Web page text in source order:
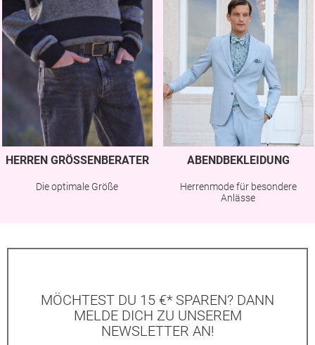
HERREN GRÖSSENBERATER
Die optimale Größe
ABENDBEKLEIDUNG
Herrenmode für besondere
Anlässe
MÖCHTEST DU 15 €* SPAREN? DANN
MELDE DICH ZU UNSEREM
NEWSLETTER AN!